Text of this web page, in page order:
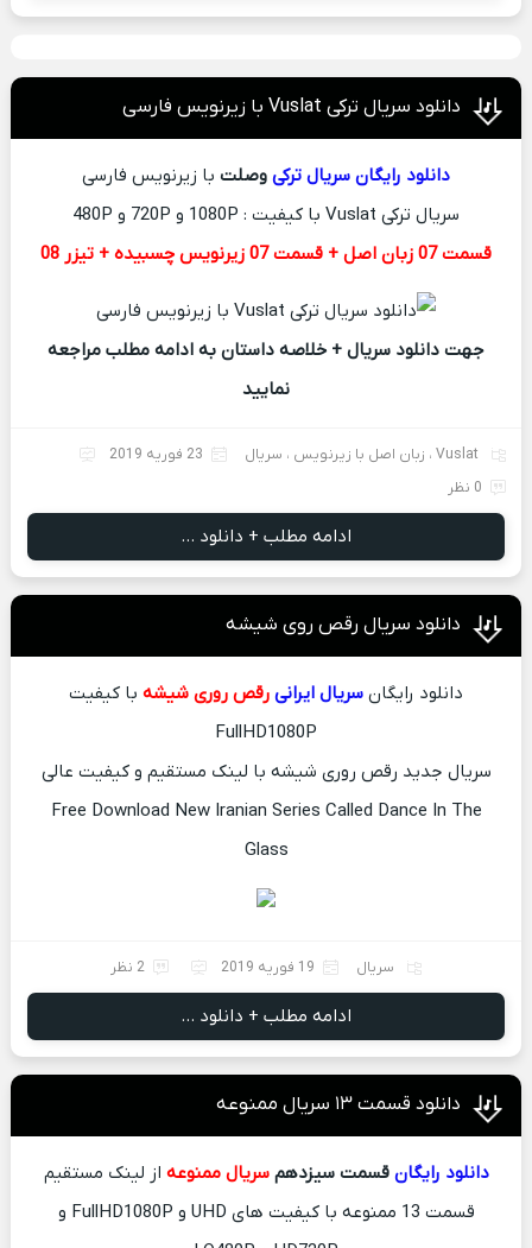
دانلود سریال ترکی Vuslat با زیرنویس فارسی
دانلود رایگان سریال ترکی وصلت با زیرنویس فارسی
سریال ترکی Vuslat با کیفیت : 1080P و 720P و 480P
قسمت 07 زبان اصل + قسمت 07 زیرنویس چسبیده + تیزر 08
جهت دانلود سریال + خلاصه داستان به ادامه مطلب مراجعه
نمایید
Vuslat ، زبان اصل با زیرنویس ، سریال
23 فوریه 2019
0 نظر
ادامه مطلب + دانلود ...
دانلود سریال رقص روی شیشه
دانلود رایگان سریال ایرانی رقص روری شیشه با کیفیت
FullHD1080P
سریال جدید رقص روری شیشه با لینک مستقیم و کیفیت عالی
Free Download New Iranian Series Called Dance In The
Glass
سریال 19 فوریه 2019 2 نظر
ادامه مطلب + دانلود ...
دانلود قسمت ۱۳ سریال ممنوعه
دانلود رایگان قسمت سیزدهمسریال ممنوعه از لینک مستقیم
قسمت 13 ممنوعه با کیفیت های UHD و FullHD1080P و